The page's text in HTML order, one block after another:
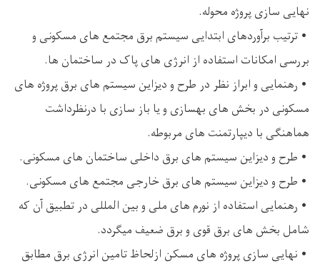
نهایی سازی پروژه محوله.
• ترتیب برآوردهای ابتدایی سیستم برق مجتمع های مسکونی و
بررسی امکانات استفاده از انرژی های پاک در ساختمان ها.
• رهنمایی و ابراز نظر در طرح و دیزاین سیستم های برق پروژه های
مسکونی در بخش های بهسازی و یا باز سازی با درنظرداشت
هماهنگی با دیپارتمنت های مربوطه.
• طرح و دیزاین سیستم های برق داخلی ساختمان های مسکونی.
• طرح و دیزاین سیستم های برق خارجی مجتمع های مسکونی.
• رهنمایی استفاده از نورم های ملی و بین المللی در تطبیق آن که
شامل بخش های برق قوی و برق ضعیف میگردد.
• نهایی سازی پروژه های مسکن ازلحاظ تامین انرژی برق مطابق